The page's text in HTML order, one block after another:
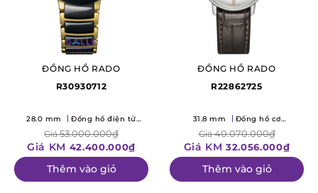
ĐỒNG HỒ RADO
R30930712
28.0 mm
Đồng hồ điện tử
Giá53.000.000₫
Giá KM 42.400.000₫
Thêm vào giỏ
ĐỒNG HỒ RADO
R22862725
31.8 mm
Đồng hồ cơ
Giá40.070.000₫
Giá KM 32.056.000₫
Thêm vào giỏ